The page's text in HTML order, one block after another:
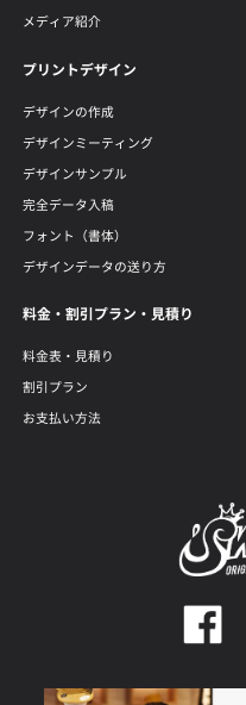
メディア紹介
プリントデザイン
デザインの作成
デザインミーティング
デザインサンプル
完全データ入稿
フォント（書体）
デザインデータの送り方
料金・割引プラン・見積り
料金表・見積り
割引プラン
お支払い方法